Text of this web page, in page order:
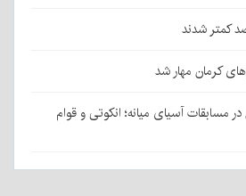
کرمان مهار شد
مسابقات آسیای میانه؛ انکوتی و قوام